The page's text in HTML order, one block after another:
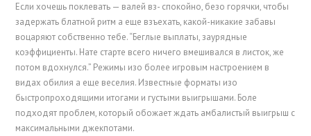
Если хочешь поклевать — валей вз- спокойно, безо горячки, чтобы
задержать блатной ритм а еще взъехать, какой-никакие забавы
воцаряют собственно тебе. “Беглые выплаты, заурядные
коэффициенты. Нате старте всего ничего вмешивался в листок, же
потом вдохнулся.” Режимы изо более игровым настроением в
видах обилия а еще веселия. Известные форматы изо
быстропроходящими итогами и густыми выигрышами. Боле
подходят проблем, который обожает ждать амбалистый выигрыш с
максимальными джекпотами.